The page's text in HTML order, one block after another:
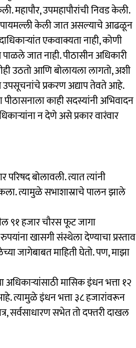
महापौर, उपमहापौरांची निवड केली.
पायमल्ली केली जात असल्याचे आढळून
एकवाक्यता नाही, कोणी
जात नाही. पीठासीन अधिकारी
उठतो आणि बोलायला लागतो, अशी
उपसूचनांचे प्रकरण अद्याप तेवते आहे.
काही सदस्यांनी अभिवादन
न देणे असे प्रकार वारंवार
परिषद बोलावली. त्यात त्यांनी
त्यामुळे सभाशास्राचे पालन झाले
९१ हजार चौरस फूट जागा
खासगी संस्थेला देण्याचा प्रस्ताव
जागेबाबत माहिती घेतो. पण, माझा
अधिकाऱ्यांसाठी मासिक इंधन भत्ता १२
त्यामुळे इंधन भत्ता ३८ हजारांवरून
सर्वसाधारण सभेत तो दफ्तरी दाखल